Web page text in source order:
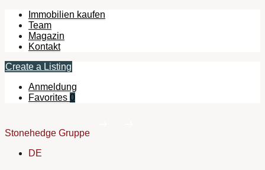
Immobilien kaufen
Team
Magazin
Kontakt
Create a Listing
Anmeldung
Favorites 0
Stonehedge Gruppe
DE